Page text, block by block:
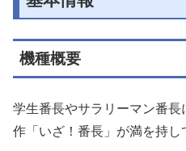
機種概要
学生番長やサラリーマン番
作「いざ！番長」が満を持し